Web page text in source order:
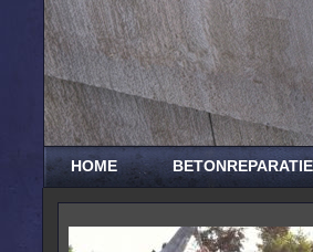
HOME BETONREPARATIE